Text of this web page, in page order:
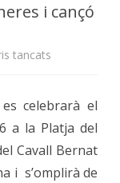
i cançó
tancats
XXXIV
Cantada
d’havaneres
es celebrarà el
a la Platja del
Cavall Bernat
i s’omplirà de